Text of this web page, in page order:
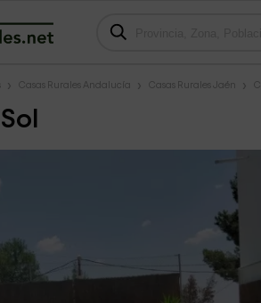
Casas Rurales Andalucía Casas Rurales Jaén